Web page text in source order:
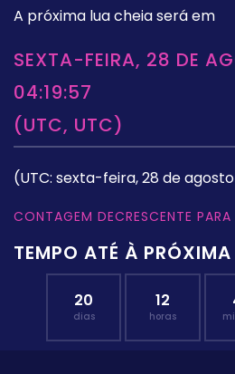
A próxima lua cheia será em
SEXTA-FEIRA, 28 DE
04:19:57
(UTC, UTC)
(UTC: sexta-feira, 28 de
CONTAGEM DECRESCENTE
TEMPO ATÉ À
20
dias
12
horas